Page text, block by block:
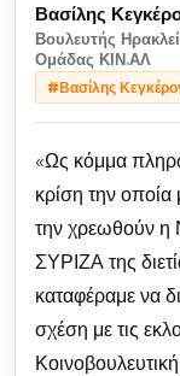
Βασίλης
Βουλευτής
Ομάδας ΚΙΝ.ΑΛ
#Βασίλης
«Ως κόμμα
κρίση την
την χρεωθούν η
ΣΥΡΙΖΑ της
καταφέραμε να
σχέση με τις